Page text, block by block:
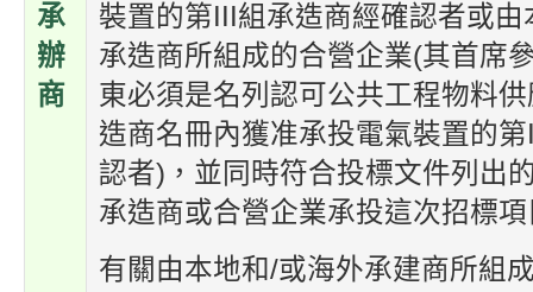
承
辦
商
裝置的第III組承造商經確認者或
承造商所組成的合營企業(其首席
東必須是名列認可公共工程物料
造商名冊內獲准承投電氣裝置的
認者)，並同時符合投標文件列出
承造商或合營企業承投這次招標
有關由本地和/或海外承建商所組